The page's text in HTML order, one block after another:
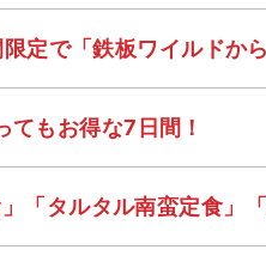
定で「鉄板ワイルドか
もお得な7日間！
「タルタル南蛮定食